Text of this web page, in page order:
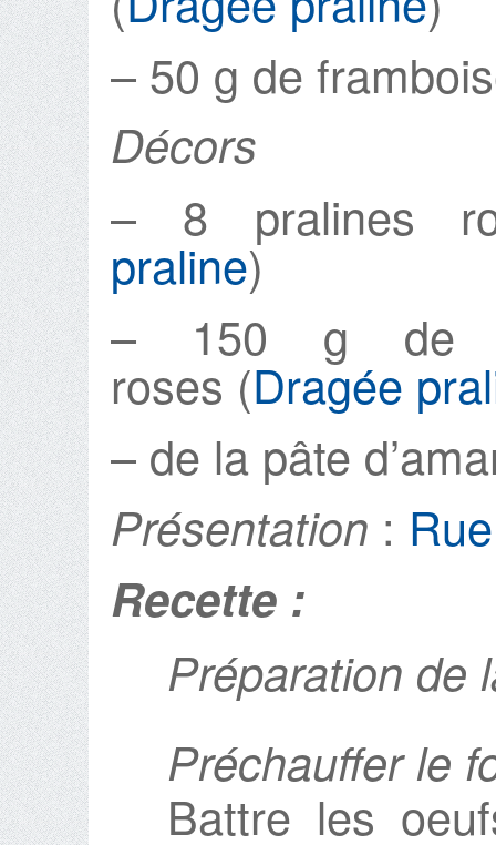
– 50 g de
Décors
– 8 pralines
praline)
– 150 g de
roses (Dragée
– de la pâte
Présentation :
Recette :
Préparation de
Préchauffer le
Battre les